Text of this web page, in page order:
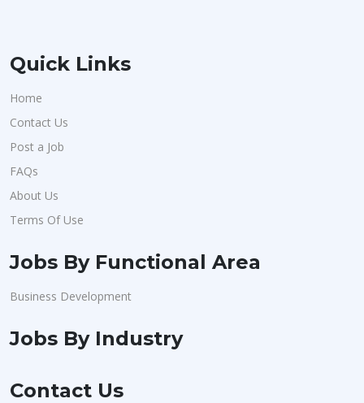
Quick Links
Home
Contact Us
Post a Job
FAQs
About Us
Terms Of Use
Jobs By Functional Area
Business Development
Jobs By Industry
Contact Us